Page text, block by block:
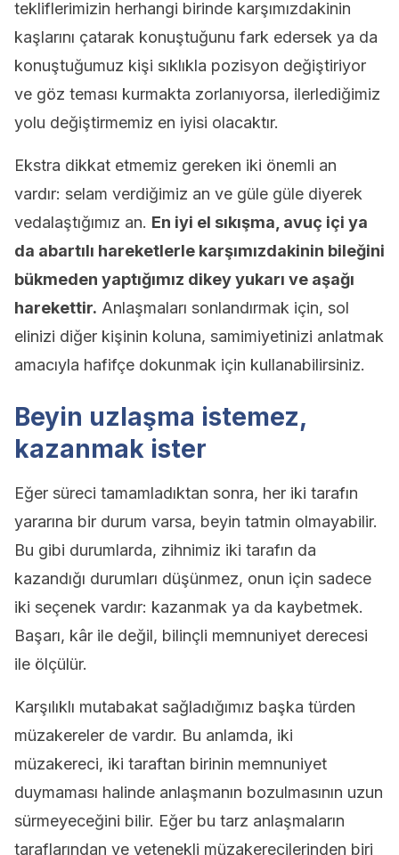
tekliflerimizin herhangi birinde karşımızdakinin
kaşlarını çatarak konuştuğunu fark edersek ya da
konuştuğumuz kişi sıklıkla pozisyon değiştiriyor
ve göz teması kurmakta zorlanıyorsa, ilerlediğimiz
yolu değiştirmemiz en iyisi olacaktır.
Ekstra dikkat etmemiz gereken iki önemli an
vardır: selam verdiğimiz an ve güle güle diyerek
vedalaştığımız an. En iyi el sıkışma, avuç içi ya
da abartılı hareketlerle karşımızdakinin bileğini
bükmeden yaptığımız dikey yukarı ve aşağı
harekettir. Anlaşmaları sonlandırmak için, sol
elinizi diğer kişinin koluna, samimiyetinizi anlatmak
amacıyla hafifçe dokunmak için kullanabilirsiniz.
Beyin uzlaşma istemez,
kazanmak ister
Eğer süreci tamamladıktan sonra, her iki tarafın
yararına bir durum varsa, beyin tatmin olmayabilir.
Bu gibi durumlarda, zihnimiz iki tarafın da
kazandığı durumları düşünmez, onun için sadece
iki seçenek vardır: kazanmak ya da kaybetmek.
Başarı, kâr ile değil, bilinçli memnuniyet derecesi
ile ölçülür.
Karşılıklı mutabakat sağladığımız başka türden
müzakereler de vardır. Bu anlamda, iki
müzakereci, iki taraftan birinin memnuniyet
duymaması halinde anlaşmanın bozulmasının uzun
sürmeyeceğini bilir. Eğer bu tarz anlaşmaların
taraflarından ve yetenekli müzakerecilerinden biri